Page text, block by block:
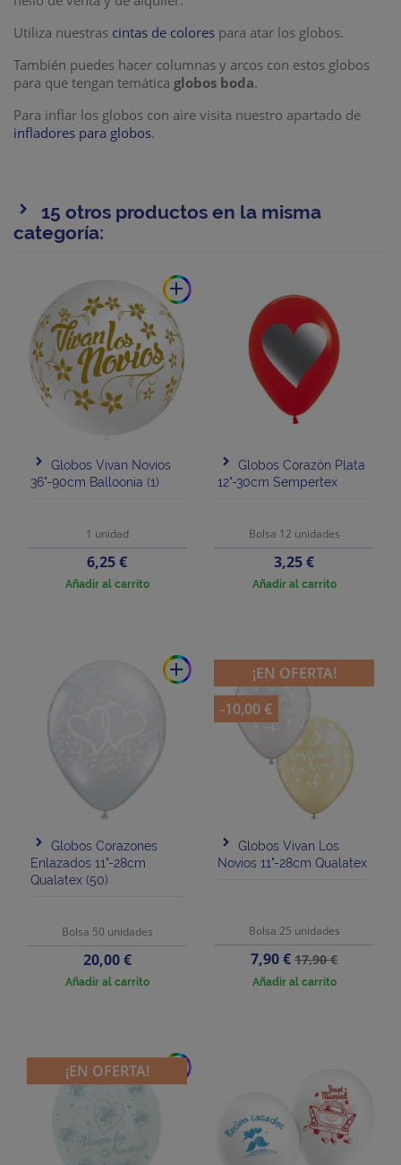
Utiliza nuestras cintas de colores para atar los globos.
También puedes hacer columnas y arcos con estos globos
para que tengan temática globos boda.
Para inflar los globos con aire visita nuestro apartado de
infladores para globos.
15 otros productos en la misma
categoría:
add
Globos Vivan Novios
36"-90cm Balloonia (1)
1 unidad
Precio
6,25 €
Añadir al carrito
Globos Corazón Plata
12"-30cm Sempertex
Bolsa 12 unidades
Precio
3,25 €
Añadir al carrito
add
Globos Corazones
Enlazados 11"-28cm
Qualatex (50)
Bolsa 50 unidades
Precio
20,00 €
Añadir al carrito
Globos Vivan Los
Novios 11"-28cm Qualatex
Bolsa 25 unidades
Precio
7,90 €Precio
base
17,90 €
Añadir al carrito
¡EN OFERTA!
-10,00 €
add
¡EN OFERTA!